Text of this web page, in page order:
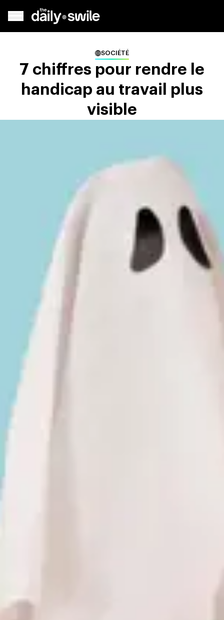
SOCIÉTÉ
7 chiffres pour rendre le
handicap au travail plus
visible